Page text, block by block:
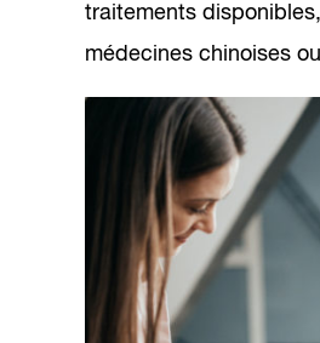
traitements
médecines chinoises